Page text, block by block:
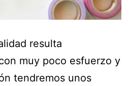
resulta
muy poco esfuerzo y
tendremos unos